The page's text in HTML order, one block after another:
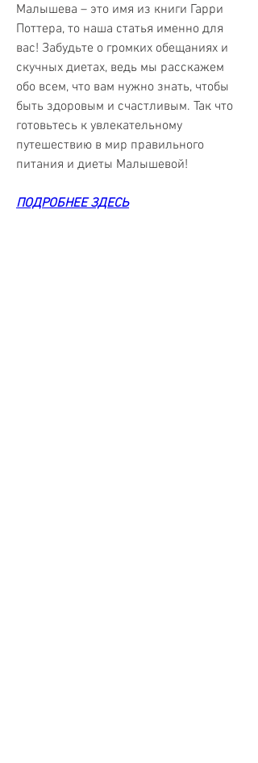
Малышева – это имя из книги Гарри
Поттера, то наша статья именно для
вас! Забудьте о громких обещаниях и
скучных диетах, ведь мы расскажем
обо всем, что вам нужно знать, чтобы
быть здоровым и счастливым. Так что
готовьтесь к увлекательному
путешествию в мир правильного
питания и диеты Малышевой!
ПОДРОБНЕЕ ЗДЕСЬ